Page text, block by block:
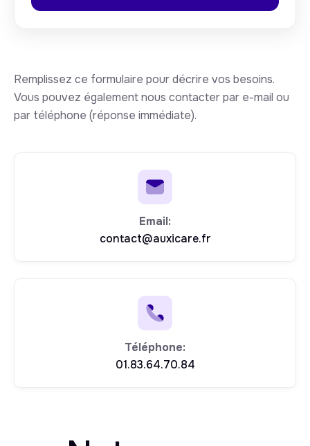
Remplissez ce formulaire pour décrire vos besoins.
Vous pouvez également nous contacter par e-mail ou
par téléphone (réponse immédiate).
Email:
contact@auxicare.fr
Téléphone:
01.83.64.70.84